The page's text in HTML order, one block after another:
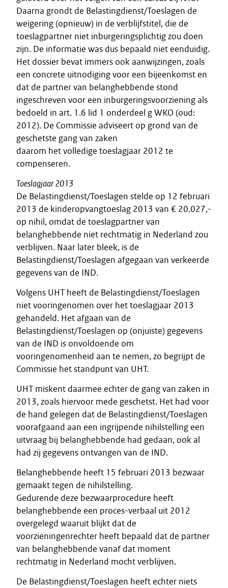
Daarna grondt de Belastingdienst/Toeslagen de
weigering (opnieuw) in de verblijfstitel, die de
toeslagpartner niet inburgeringsplichtig zou doen
zijn. De informatie was dus bepaald niet eenduidig.
Het dossier bevat immers ook aanwijzingen, zoals
een concrete uitnodiging voor een bijeenkomst en
dat de partner van belanghebbende stond
ingeschreven voor een inburgeringsvoorziening als
bedoeld in art. 1.6 lid 1 onderdeel g WKO (oud:
2012). De Commissie adviseert op grond van de
geschetste gang van zaken
daarom het volledige toeslagjaar 2012 te
compenseren.
Toeslagjaar 2013
De Belastingdienst/Toeslagen stelde op 12 februari
2013 de kinderopvangtoeslag 2013 van € 20.027,-
op nihil, omdat de toeslagpartner van
belanghebbende niet rechtmatig in Nederland zou
verblijven. Naar later bleek, is de
Belastingdienst/Toeslagen afgegaan van verkeerde
gegevens van de IND.
Volgens UHT heeft de Belastingdienst/Toeslagen
niet vooringenomen over het toeslagjaar 2013
gehandeld. Het afgaan van de
Belastingdienst/Toeslagen op (onjuiste) gegevens
van de IND is onvoldoende om
vooringenomenheid aan te nemen, zo begrijpt de
Commissie het standpunt van UHT.
UHT miskent daarmee echter de gang van zaken in
2013, zoals hiervoor mede geschetst. Het had voor
de hand gelegen dat de Belastingdienst/Toeslagen
voorafgaand aan een ingrijpende nihilstelling een
uitvraag bij belanghebbende had gedaan, ook al
had zij gegevens ontvangen van de IND.
Belanghebbende heeft 15 februari 2013 bezwaar
gemaakt tegen de nihilstelling.
Gedurende deze bezwaarprocedure heeft
belanghebbende een proces-verbaal uit 2012
overgelegd waaruit blijkt dat de
voorzieningenrechter heeft bepaald dat de partner
van belanghebbende vanaf dat moment
rechtmatig in Nederland mocht verblijven.
De Belastingdienst/Toeslagen heeft echter niets